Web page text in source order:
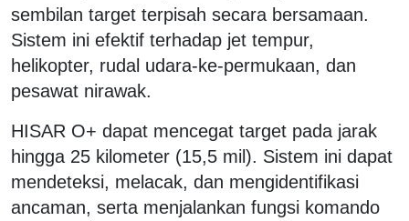
sembilan target terpisah secara bersamaan.
Sistem ini efektif terhadap jet tempur,
helikopter, rudal udara-ke-permukaan, dan
pesawat nirawak.
HISAR O+ dapat mencegat target pada jarak
hingga 25 kilometer (15,5 mil). Sistem ini dapat
mendeteksi, melacak, dan mengidentifikasi
ancaman, serta menjalankan fungsi komando